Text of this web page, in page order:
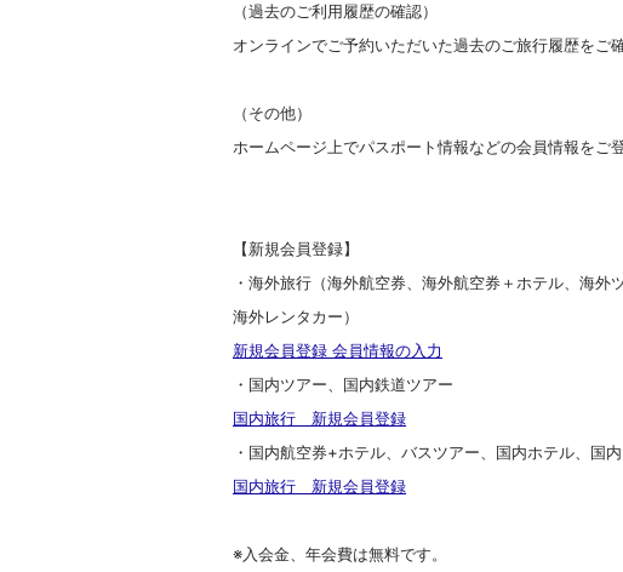
（過去のご利用履歴の確認）
オンラインでご予約いただいた過去のご旅行履歴をご
（その他）
ホームページ上でパスポート情報などの会員情報をご
【新規会員登録】
・海外旅行（海外航空券、海外航空券＋ホテル、海外
海外レンタカー）
新規会員登録 会員情報の入力
・国内ツアー、国内鉄道ツアー
国内旅行 新規会員登録
・国内航空券+ホテル、バスツアー、国内ホテル、国
国内旅行 新規会員登録
※入会金、年会費は無料です。